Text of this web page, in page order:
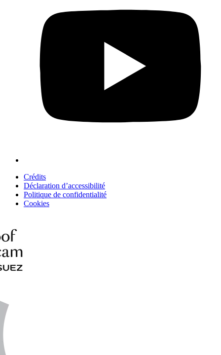
Crédits
Déclaration d’accessibilité
Politique de confidentialité
Cookies